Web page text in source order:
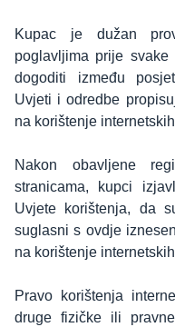
Kupac je dužan
poglavljima prije
dogoditi između
Uvjeti i odredbe
na korištenje
Nakon obavljene
stranicama, kupci
Uvjete korištenja, da
suglasni s ovdje
na korištenje
Pravo korištenja
druge fizičke ili